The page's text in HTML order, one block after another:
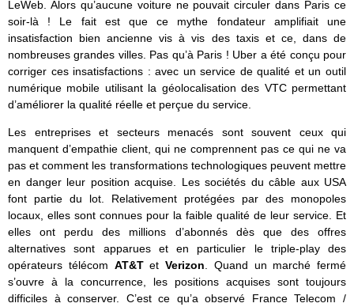
LeWeb. Alors qu’aucune voiture ne pouvait circuler dans Paris ce
soir-là ! Le fait est que ce mythe fondateur amplifiait une
insatisfaction bien ancienne vis à vis des taxis et ce, dans de
nombreuses grandes villes. Pas qu’à Paris ! Uber a été conçu pour
corriger ces insatisfactions : avec un service de qualité et un outil
numérique mobile utilisant la géolocalisation des VTC permettant
d’améliorer la qualité réelle et perçue du service.
Les entreprises et secteurs menacés sont souvent ceux qui
manquent d’empathie client, qui ne comprennent pas ce qui ne va
pas et comment les transformations technologiques peuvent mettre
en danger leur position acquise. Les sociétés du câble aux USA
font partie du lot. Relativement protégées par des monopoles
locaux, elles sont connues pour la faible qualité de leur service. Et
elles ont perdu des millions d’abonnés dès que des offres
alternatives sont apparues et en particulier le triple-play des
opérateurs télécom AT&Tet Verizon . Quand un marché fermé
s’ouvre à la concurrence, les positions acquises sont toujours
difficiles à conserver. C’est ce qu’a observé France Telecom /